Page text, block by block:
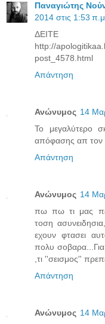
Παναγιώτης
2014 στις 1:53
http://
post_4578.html
Απάντηση
Ανώνυμος 14
To μεγαλύτερο
απόφασης απ τον
Απάντηση
Ανώνυμος 14
πω πω τι μας
τοση
εχουν φτασει
πολυ
,τι ''σεισμος''
Απάντηση
Ανώνυμος 14